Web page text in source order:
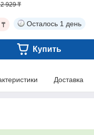
929 ₸
₸ Осталось 1 день
Купить
Доставка